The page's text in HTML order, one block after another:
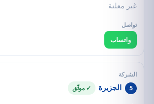
غير معلنة
واتساب
5 الجزيرة ✓ موثّق